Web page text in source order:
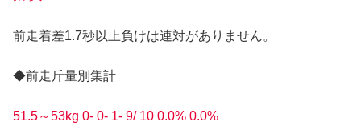
前走着差1.7秒以上負けは連対がありません。
◆前走斤量別集計
51.5～53kg 0- 0- 1- 9/ 10 0.0% 0.0%